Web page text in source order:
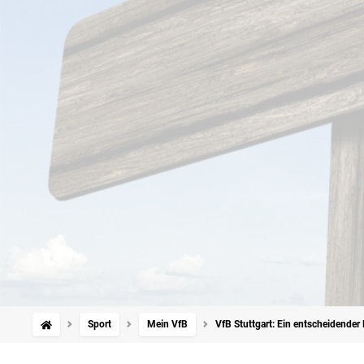
Sport Mein VfB VfB Stuttgart: Ein